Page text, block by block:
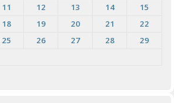
11 12 13 14
15
18 19 20 21
22
25 26 27 28
29